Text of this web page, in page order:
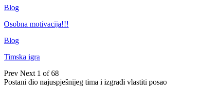
Blog
Osobna motivacija!!!
Blog
Timska igra
Prev Next 1 of 68
Postani dio najuspješnijeg tima i izgradi vlastiti posao